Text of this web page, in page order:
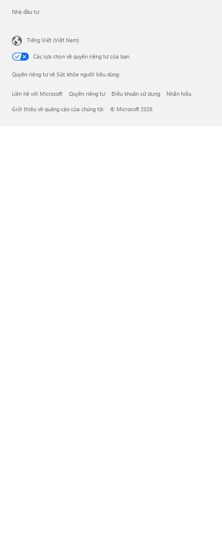
Nhà đầu tư
Tiếng Việt (Việt Nam)
Các lựa chọn về quyền riêng tư của bạn
Quyền riêng tư về Sức khỏe người tiêu dùng
Liên hệ với Microsoft Quyền riêng tư Điều khoản sử dụng Nhãn hiệu
Giới thiệu về quảng cáo của chúng tôi © Microsoft 2026